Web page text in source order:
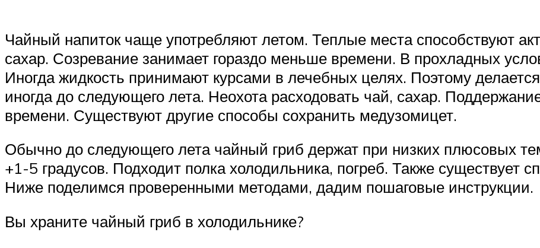
Чайный напиток чаще употребляют летом. Теплые места способствуют
сахар. Созревание занимает гораздо меньше времени. В прохладных
Иногда жидкость принимают курсами в лечебных целях. Поэтому
иногда до следующего лета. Неохота расходовать чай, сахар.
времени. Существуют другие способы сохранить медузомицет.
Обычно до следующего лета чайный гриб держат при низких плюсовых
+1-5 градусов. Подходит полка холодильника, погреб. Также существует
Ниже поделимся проверенными методами, дадим пошаговые инструкции.
Вы храните чайный гриб в холодильнике?